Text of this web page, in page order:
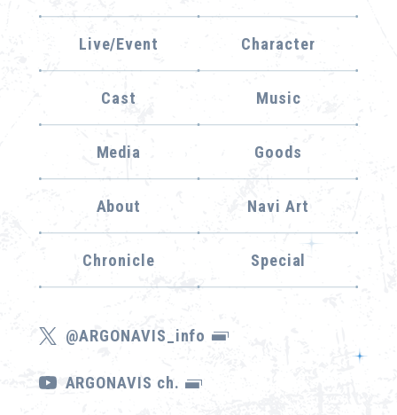
Live/Event Character
Cast Music
Media Goods
About Navi Art
Chronicle Special
@ARGONAVIS_info
ARGONAVIS ch.